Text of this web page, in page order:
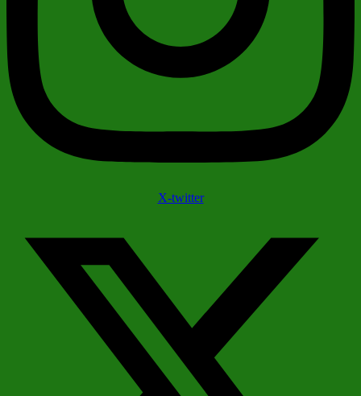
X-twitter